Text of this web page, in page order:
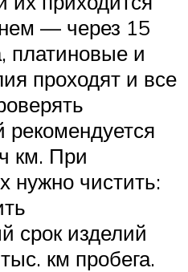
— через 15
платиновые и
проходят и все
рекомендуется
км. При
нужно чистить:
срок изделий
км пробега.